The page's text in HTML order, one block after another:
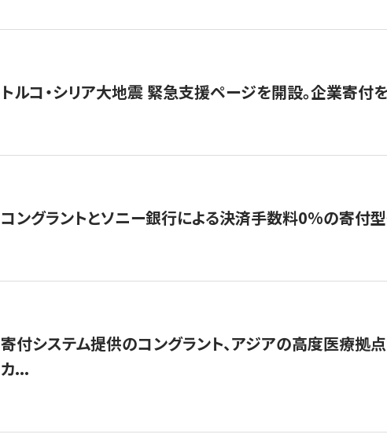
トルコ・シリア大地震 緊急支援ページを開設。企業寄付
コングラントとソニー銀行による決済手数料0%の寄付
寄付システム提供のコングラント、アジアの高度医療拠
カ...